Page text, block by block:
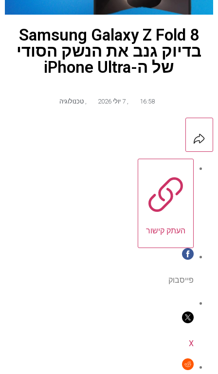
Samsung Galaxy Z Fold 8
בדיוק גנב את הנשק הסודי
של ה-iPhone Ultra
16:58 טכנולוגיה
העתק קישור
פייסבוק
X